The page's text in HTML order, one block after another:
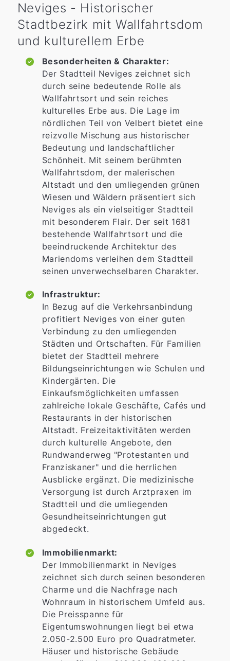
Neviges - Historischer
Stadtbezirk mit Wallfahrtsdom
und kulturellem Erbe
Besonderheiten & Charakter:
Der Stadtteil Neviges zeichnet sich
durch seine bedeutende Rolle als
Wallfahrtsort und sein reiches
kulturelles Erbe aus. Die Lage im
nördlichen Teil von Velbert bietet eine
reizvolle Mischung aus historischer
Bedeutung und landschaftlicher
Schönheit. Mit seinem berühmten
Wallfahrtsdom, der malerischen
Altstadt und den umliegenden grünen
Wiesen und Wäldern präsentiert sich
Neviges als ein vielseitiger Stadtteil
mit besonderem Flair. Der seit 1681
bestehende Wallfahrtsort und die
beeindruckende Architektur des
Mariendoms verleihen dem Stadtteil
seinen unverwechselbaren Charakter.
Infrastruktur:
In Bezug auf die Verkehrsanbindung
profitiert Neviges von einer guten
Verbindung zu den umliegenden
Städten und Ortschaften. Für Familien
bietet der Stadtteil mehrere
Bildungseinrichtungen wie Schulen und
Kindergärten. Die
Einkaufsmöglichkeiten umfassen
zahlreiche lokale Geschäfte, Cafés und
Restaurants in der historischen
Altstadt. Freizeitaktivitäten werden
durch kulturelle Angebote, den
Rundwanderweg "Protestanten und
Franziskaner" und die herrlichen
Ausblicke ergänzt. Die medizinische
Versorgung ist durch Arztpraxen im
Stadtteil und die umliegenden
Gesundheitseinrichtungen gut
abgedeckt.
Immobilienmarkt:
Der Immobilienmarkt in Neviges
zeichnet sich durch seinen besonderen
Charme und die Nachfrage nach
Wohnraum in historischem Umfeld aus.
Die Preisspanne für
Eigentumswohnungen liegt bei etwa
2.050-2.500 Euro pro Quadratmeter.
Häuser und historische Gebäude